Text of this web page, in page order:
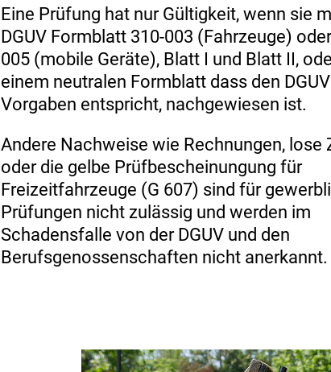
Eine Prüfung hat nur Gültigkeit, wenn sie
DGUV Formblatt 310-003 (Fahrzeuge)
005 (mobile Geräte), Blatt I und Blatt II,
einem neutralen Formblatt dass den DGUV
Vorgaben entspricht, nachgewiesen ist.
Andere Nachweise wie Rechnungen, lose
oder die gelbe Prüfbescheinungung für
Freizeitfahrzeuge (G 607) sind für
Prüfungen nicht zulässig und werden im
Schadensfalle von der DGUV und den
Berufsgenossenschaften nicht anerkannt.